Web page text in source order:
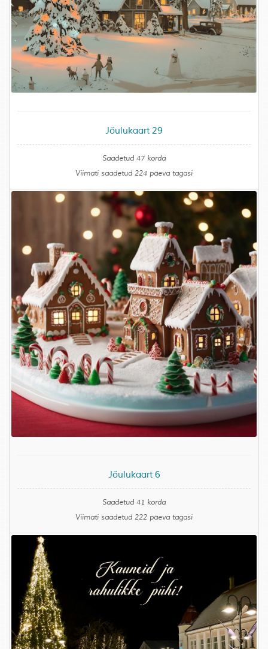
Jõulukaart 29
Saadetud 47 korda
Viimati saadetud 224 päeva tagasi
Jõulukaart 6
Saadetud 41 korda
Viimati saadetud 222 päeva tagasi